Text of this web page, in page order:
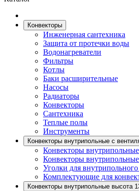
Конвекторы
Инженерная сантехника
Защита от протечки воды
Водонагреватели
Фильтры
Котлы
Баки расширительные
Насосы
Радиаторы
Конвекторы
Сантехника
Теплые полы
Инструменты
Конвекторы внутрипольные с
Конвекторы внутрипольные
Конвекторы
Уголки для внутрипольного
Комплектующие для
Конвекторы внутрипольные высота